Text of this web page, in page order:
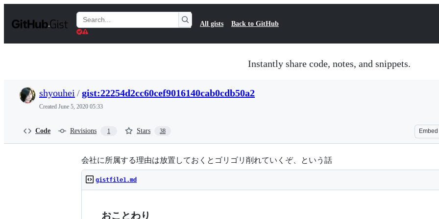
t
Search
Gists
All gists Back to GitHub
Instantly share code, notes, and snippets.
shyouhei /gist:22254d2cc60cef9016140cab0cdb50a2
Created June 5, 2020 05:33
Code Revisions 1 Stars 38 Embed
会社に所属する理由は放置しておくとゴリゴリ削れていくぞ、という話
gistfile1.md
おことわり